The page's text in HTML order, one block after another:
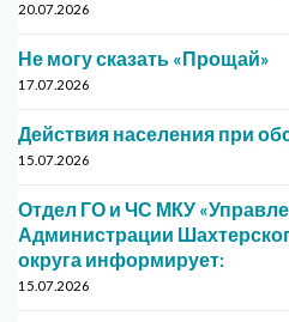
20.07.2026
Не могу сказать «Прощай»
17.07.2026
Действия населения при
15.07.2026
Отдел ГО и ЧС МКУ
Администрации
округа информирует:
15.07.2026